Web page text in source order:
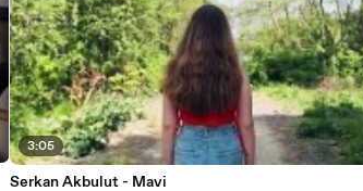
3:05
Serkan Akbulut - Mavi